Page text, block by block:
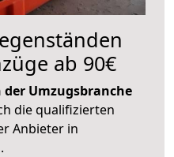
ab 90€
der Umzugsbranche
die qualifizierten
Anbieter in